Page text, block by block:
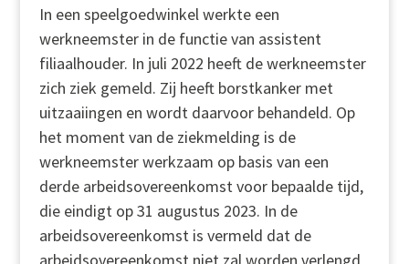
In een speelgoedwinkel werkte een
werkneemster in de functie van assistent
filiaalhouder. In juli 2022 heeft de werkneemster
zich ziek gemeld. Zij heeft borstkanker met
uitzaaiingen en wordt daarvoor behandeld. Op
het moment van de ziekmelding is de
werkneemster werkzaam op basis van een
derde arbeidsovereenkomst voor bepaalde tijd,
die eindigt op 31 augustus 2023. In de
arbeidsovereenkomst is vermeld dat de